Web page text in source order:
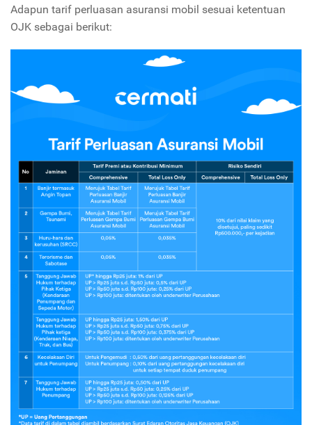
Adapun tarif perluasan asuransi mobil sesuai ketentuan
OJK sebagai berikut: